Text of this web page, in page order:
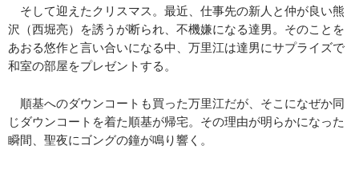
そして迎えたクリスマス。最近、仕事先の新人と仲が良い熊
沢（西堀亮）を誘うが断られ、不機嫌になる達男。そのことを
あおる悠作と言い合いになる中、万里江は達男にサプライズで
和室の部屋をプレゼントする。
順基へのダウンコートも買った万里江だが、そこになぜか同
じダウンコートを着た順基が帰宅。その理由が明らかになった
瞬間、聖夜にゴングの鐘が鳴り響く。